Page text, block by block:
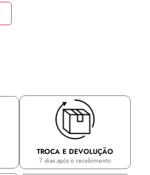
TROCA E DEVOLUÇÃO
7 dias após o recebimento